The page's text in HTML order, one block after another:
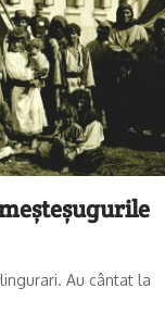
Au cântat la